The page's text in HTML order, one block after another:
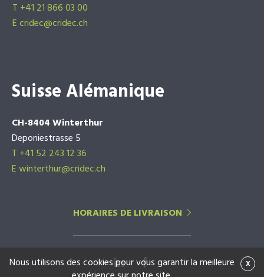
T +41 21 866 03 00
Ecridec@cridec.ch
Suisse Alémanique
CH-8404 Winterthur
Deponiestrasse 5
T +41 52 243 12 36
E winterthur@cridec.ch
HORAIRES DE LIVRAISON
x
Nous utilisons des cookies pour vous garantir la meilleure